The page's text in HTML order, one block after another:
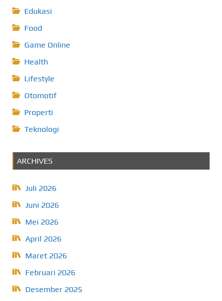
Edukasi
Food
Game Online
Health
Lifestyle
Otomotif
Properti
Teknologi
ARCHIVES
Juli 2026
Juni 2026
Mei 2026
April 2026
Maret 2026
Februari 2026
Desember 2025